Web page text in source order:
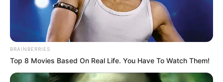
¡Alerta! Hombre se estaría
haciendo pasar por
inspector de policía para
robar en la comuna 8
BRAINBERRIES
Top 8 Movies Based On Real Life. You Have To Watch Them!